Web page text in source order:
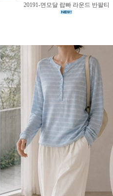
20191-면모달 랍빠 라운드 반팔티